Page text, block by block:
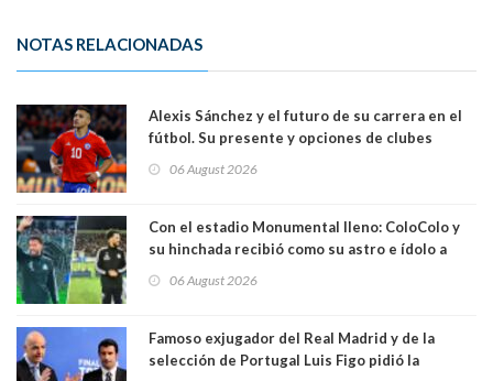
NOTAS RELACIONADAS
Alexis Sánchez y el futuro de su carrera en el
fútbol. Su presente y opciones de clubes
06 August 2026
Con el estadio Monumental lleno: ColoColo y
su hinchada recibió como su astro e ídolo a
06 August 2026
Famoso exjugador del Real Madrid y de la
selección de Portugal Luis Figo pidió la